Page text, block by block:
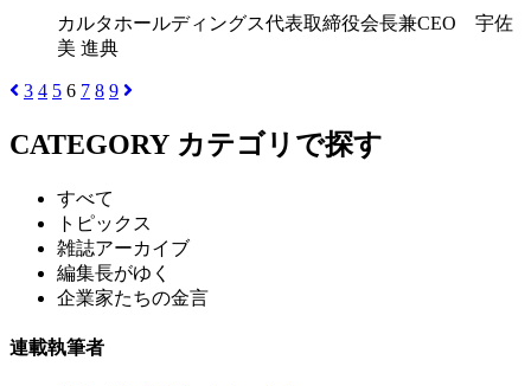
カルタホールディングス代表取締役会長兼CEO 宇佐
美 進典
3 4 5 6 7 8 9
CATEGORY カテゴリで探す
すべて
トピックス
雑誌アーカイブ
編集長がゆく
企業家たちの金言
連載執筆者